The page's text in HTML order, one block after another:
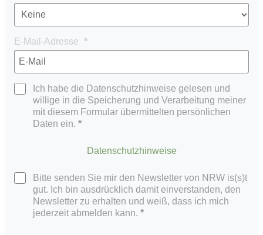
E-Mail-Adresse
Ich habe die Datenschutzhinweise gelesen und
willige in die Speicherung und Verarbeitung meiner
mit diesem Formular übermittelten persönlichen
Daten ein.
Datenschutzhinweise
Bitte senden Sie mir den Newsletter von NRW is(s)t
gut. Ich bin ausdrücklich damit einverstanden, den
Newsletter zu erhalten und weiß, dass ich mich
jederzeit abmelden kann.